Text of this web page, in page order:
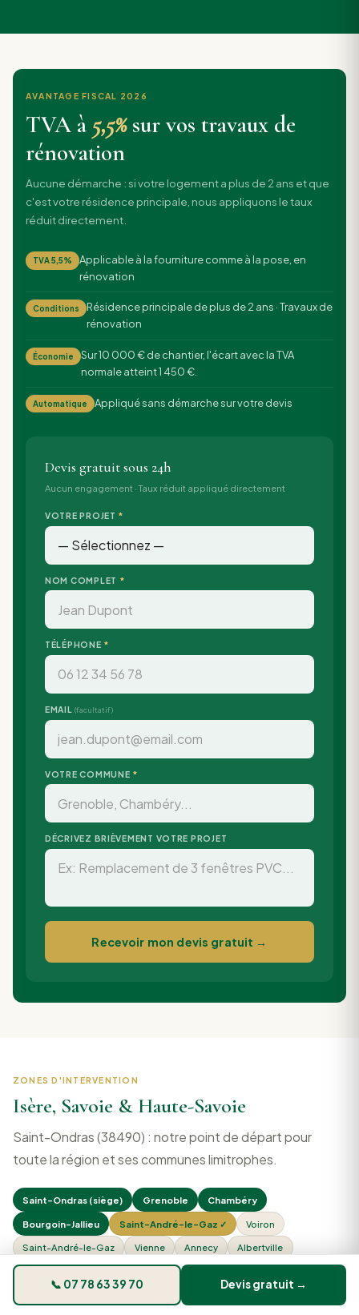
📞 07 78 63 39 70 Devis gratuit →
AVANTAGE FISCAL 2026
TVA à 5,5%sur vos travaux de
rénovation
Aucune démarche : si votre logement a plus de 2 ans et que
c'est votre résidence principale, nous appliquons le taux
réduit directement.
TVA 5,5%
Applicable à la fourniture comme à la pose, en
rénovation
Conditions
Résidence principale de plus de 2 ans · Travaux de
rénovation
Économie
Sur 10 000 € de chantier, l'écart avec la TVA
normale atteint 1 450 €.
Automatique Appliqué sans démarche sur votre devis
Devis gratuit sous 24h
Aucun engagement · Taux réduit appliqué directement
VOTRE PROJET *
NOM COMPLET *
TÉLÉPHONE *
EMAIL(facultatif)
VOTRE COMMUNE *
DÉCRIVEZ BRIÈVEMENT VOTRE PROJET
Recevoir mon devis gratuit →
ZONES D'INTERVENTION
Isère, Savoie & Haute-Savoie
Saint-Ondras (38490) : notre point de départ pour
toute la région et ses communes limitrophes.
Saint-Ondras (siège) Grenoble Chambéry
Bourgoin-Jallieu Saint-André-le-Gaz ✓ Voiron
Saint-André-le-Gaz Vienne Annecy Albertville
Pontcharra